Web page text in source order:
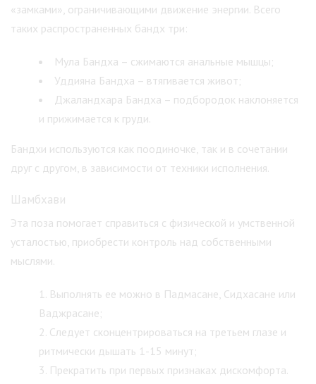
«замками», ограничивающими движение энергии. Всего
таких распространенных бандх три:
Мула Бандха – сжимаются анальные мышцы;
Уддияна Бандха – втягивается живот;
Джаландхара Бандха – подбородок наклоняется
и прижимается к груди.
Бандхи используются как поодиночке, так и в сочетании
друг с другом, в зависимости от техники исполнения.
Шамбхави
Эта поза помогает справиться с физической и умственной
усталостью, приобрести контроль над собственными
мыслями.
Выполнять ее можно в Падмасане, Сидхасане или
Ваджрасане;
Следует сконцентрироваться на третьем глазе и
ритмически дышать 1-15 минут;
Прекратить при первых признаках дискомфорта.